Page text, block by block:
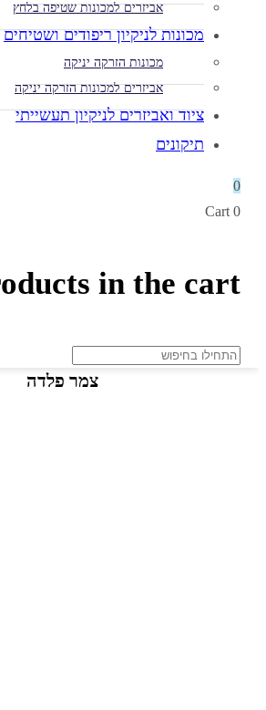
אביזרים למכונות שטיפה בלחץ
מכונות לניקיון ריפודים ושטיחים
מכונות הזרקה יניקה
אביזרים למכונות הזרקה יניקה
ציוד ואביזרים לניקיון תעשייתי
תיקונים
0
Cart 0
in the cart.
צמר פלדה